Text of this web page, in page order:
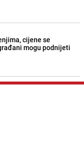
cijene se
mogu podnijeti